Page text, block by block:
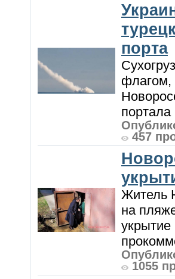
порта
флагом,
457
Житель
на
1055